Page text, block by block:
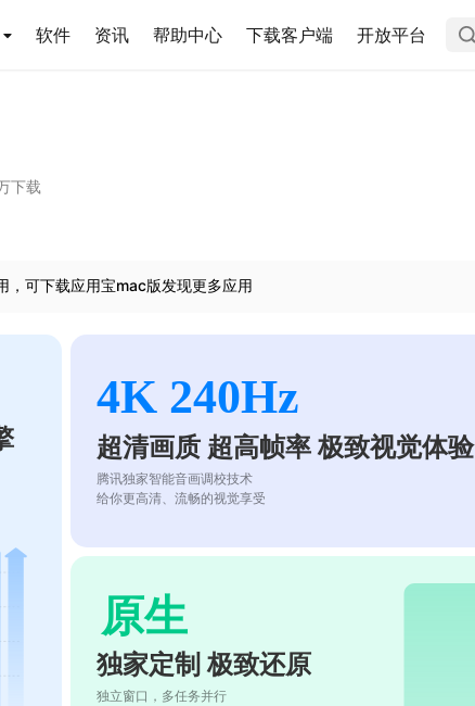
软件 资讯 帮助中心 下载客户端 开放平台
下载
，可下载应用宝mac版发现更多应用
4K 240Hz
超清画质 超高帧率 极致视觉体验
腾讯独家智能音画调校技术
给你更高清、流畅的视觉享受
原生
独家定制 极致还原
独立窗口，多任务并行